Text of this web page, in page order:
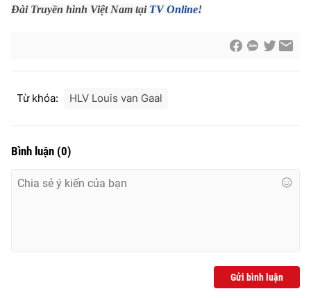
Photo Infographic
VTV Money VTV Thể thao
Đài Truyền hình Việt Nam tại TV Online!
Từ khóa: HLV Louis van Gaal
Bình luận (0)
Gửi bình luận